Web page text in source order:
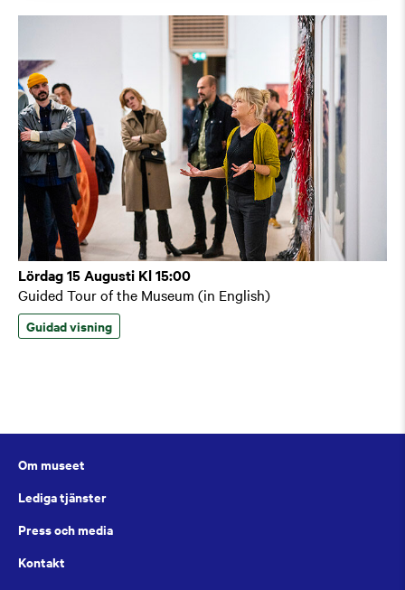
Lördag 15 Augusti Kl 15:00
Guided Tour of the Museum (in English)
Guidad visning
Om museet
Lediga tjänster
Press och media
Kontakt